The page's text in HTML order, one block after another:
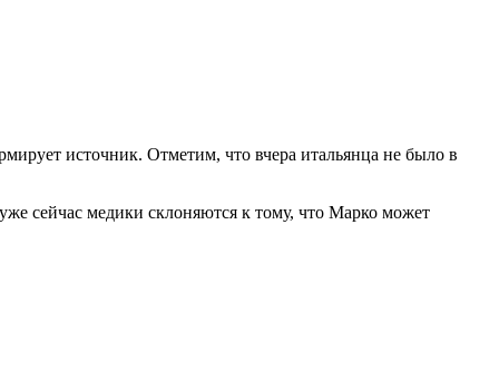
источник. Отметим, что вчера итальянца не было в
сейчас медики склоняются к тому, что Марко может